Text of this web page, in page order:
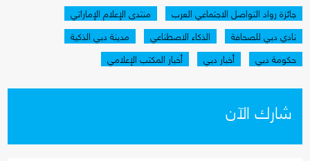
جائزة رواد التواصل الاجتماعي العرب
منتدى الإعلام الإماراتي
نادي دبي للصحافة
الذكاء الاصطناعي
مدينة دبي الذكية
حكومة دبي
أخبار دبي أخبار المكتب الإعلامي
شارك الآن